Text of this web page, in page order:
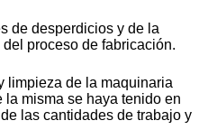
de desperdicios y de la
proceso de fabricación.
de la maquinaria
misma se haya tenido en
las cantidades de trabajo y